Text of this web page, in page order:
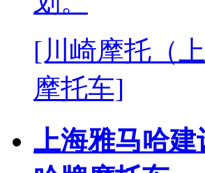
[川崎摩托（
摩托车]
上海雅马哈